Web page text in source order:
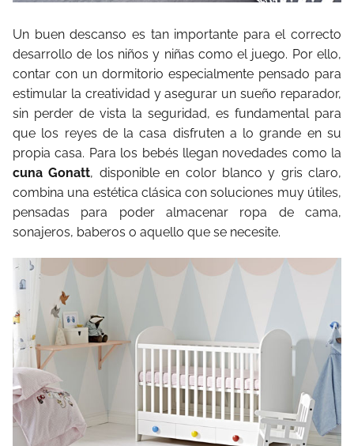
Un buen descanso es tan importante para el correcto
desarrollo de los niños y niñas como el juego. Por ello,
contar con un dormitorio especialmente pensado para
estimular la creatividad y asegurar un sueño reparador,
sin perder de vista la seguridad, es fundamental para
que los reyes de la casa disfruten a lo grande en su
propia casa. Para los bebés llegan novedades como la
cuna Gonatt, disponible en color blanco y gris claro,
combina una estética clásica con soluciones muy útiles,
pensadas para poder almacenar ropa de cama,
sonajeros, baberos o aquello que se necesite.